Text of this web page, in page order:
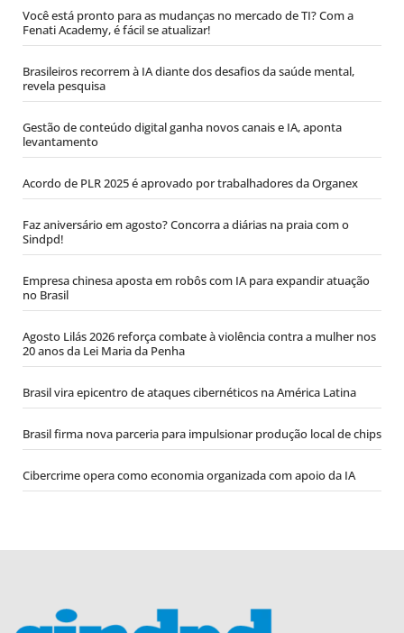
Você está pronto para as mudanças no mercado de TI? Com a
Fenati Academy, é fácil se atualizar!
Brasileiros recorrem à IA diante dos desafios da saúde mental,
revela pesquisa
Gestão de conteúdo digital ganha novos canais e IA, aponta
levantamento
Acordo de PLR 2025 é aprovado por trabalhadores da Organex
Faz aniversário em agosto? Concorra a diárias na praia com o
Sindpd!
Empresa chinesa aposta em robôs com IA para expandir atuação
no Brasil
Agosto Lilás 2026 reforça combate à violência contra a mulher nos
20 anos da Lei Maria da Penha
Brasil vira epicentro de ataques cibernéticos na América Latina
Brasil firma nova parceria para impulsionar produção local de chips
Cibercrime opera como economia organizada com apoio da IA